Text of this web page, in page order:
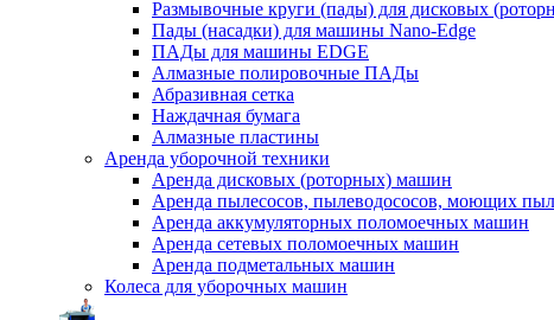
Размывочные круги (пады) для дисковых
Пады (насадки) для машины Nano-Edge
ПАДы для машины EDGE
Алмазные полировочные ПАДы
Абразивная сетка
Наждачная бумага
Алмазные пластины
Аренда уборочной техники
Аренда дисковых (роторных) машин
Аренда пылесосов, пылеводососов, моющих
Аренда аккумуляторных поломоечных машин
Аренда сетевых поломоечных машин
Аренда подметальных машин
Колеса для уборочных машин